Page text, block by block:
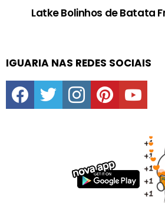
Latke Bolinhos de Batata
IGUARIA NAS REDES SOCIAIS
facebooktwitter instagrampinterestyoutube